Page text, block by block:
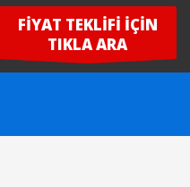
FİYAT TEKLİFİ İÇİN
TIKLA ARA